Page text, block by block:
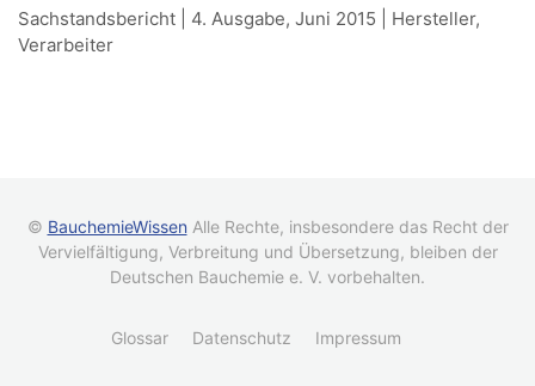
Sachstandsbericht | 4. Ausgabe, Juni 2015 | Hersteller,
Verarbeiter
© BauchemieWissen Alle Rechte, insbesondere das Recht der
Vervielfältigung, Verbreitung und Übersetzung, bleiben der
Deutschen Bauchemie e. V. vorbehalten.
Glossar Datenschutz Impressum